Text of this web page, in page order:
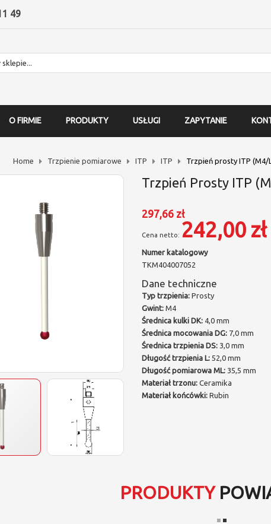
49
O FIRMIE PRODUKTY USŁUGI ZAPYTANIE
Home Trzpienie pomiarowe ITP ITP Trzpień prosty ITP (M4/
Trzpień Prosty ITP
297,66 zł
242,00 zł
Numer katalogowy
TKM404007052
Dane techniczne
Typ trzpienia:Prosty
Gwint:M4
Średnica kulki DK:4,0 mm
Średnica mocowania DG:7,0 mm
Średnica trzpienia DS:3,0 mm
Długość trzpienia L:52,0 mm
Długość pomiarowa ML:35,5 mm
Materiał trzonu:Ceramika
Materiał końcówki:Rubin
PRODUKTY